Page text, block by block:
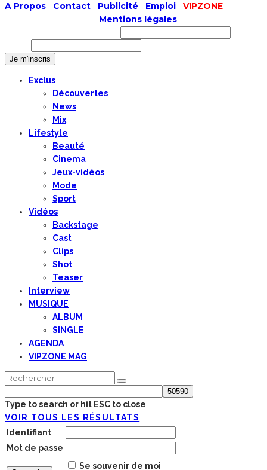
A Propos Contact Publicité Emploi
VIPZONE
Mentions légales
Exclus
Découvertes
News
Mix
Lifestyle
Beauté
Cinema
Jeux-vidéos
Mode
Sport
Vidéos
Backstage
Cast
Clips
Shot
Teaser
Interview
MUSIQUE
ALBUM
SINGLE
AGENDA
VIPZONE MAG
Type to search or hit ESC to close
VOIR TOUS LES RÉSULTATS
Identifiant
Mot de passe
Se souvenir de moi